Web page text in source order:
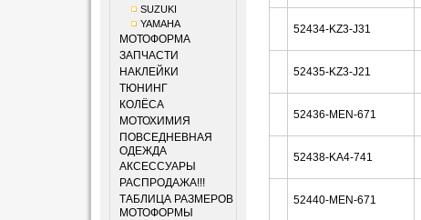
SUZUKI
YAMAHA
МОТОФОРМА
ЗАПЧАСТИ
НАКЛЕЙКИ
ТЮНИНГ
КОЛЁСА
МОТОХИМИЯ
ПОВСЕДНЕВНАЯ
ОДЕЖДА
АКСЕССУАРЫ
РАСПРОДАЖА!!!
ТАБЛИЦА РАЗМЕРОВ
МОТОФОРМЫ
52434-KZ3-J31
52435-KZ3-J21
52436-MEN-671
52438-KA4-741
52440-MEN-671